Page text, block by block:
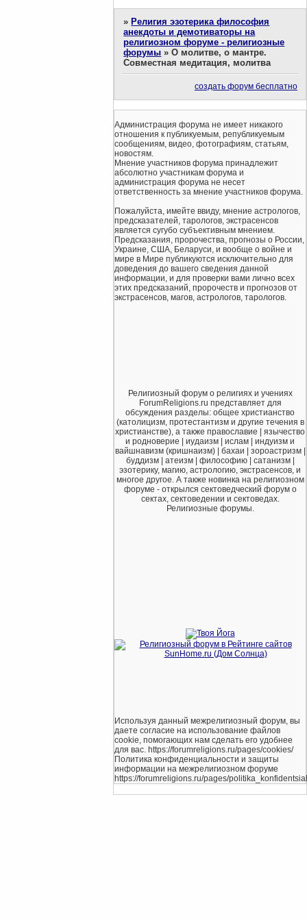
»Религия эзотерика философия
анекдоты и демотиваторы на
религиозном форуме - религиозные
форумы »О молитве, о мантре.
Совместная медитация, молитва
создать форум бесплатно
Администрация форума не имеет никакого
отношения к публикуемым, републикуемым
сообщениям, видео, фотографиям, статьям,
новостям.
Мнение участников форума принадлежит
абсолютно участникам форума и
администрация форума не несет
ответственность за мнение участников форума.
Пожалуйста, имейте ввиду, мнение астрологов,
предсказателей, тарологов, экстрасенсов
является сугубо субъективным мнением.
Предсказания, пророчества, прогнозы о России,
Украине, США, Беларуси, и вообще о войне и
мире в Мире публикуются исключительно для
доведения до вашего сведения данной
информации, и для проверки вами лично всех
этих предсказаний, пророчеств и прогнозов от
экстрасенсов, магов, астрологов, тарологов.
Религиозный форум о религиях и учениях
ForumReligions.ru представляет для
обсуждения разделы: общее христианство
(католицизм, протестантизм и другие течения в
христианстве), а также православие | язычество
и родноверие | иудаизм | ислам | индуизм и
вайшнавизм (кришнаизм) | бахаи | зороастризм |
буддизм | атеизм | философию | сатанизм |
эзотерику, магию, астрологию, экстрасенсов, и
многое другое. А также новинка на религиозном
форуме - открылся сектоведческий форум о
сектах, сектоведении и сектоведах.
Религиозные форумы.
Используя данный межрелигиозный форум, вы
даете согласие на использование файлов
cookie, помогающих нам сделать его удобнее
для вас. https://forumreligions.ru/pages/cookies/
Политика конфиденциальности и защиты
информации на межрелигиозном форуме
https://forumreligions.ru/pages/